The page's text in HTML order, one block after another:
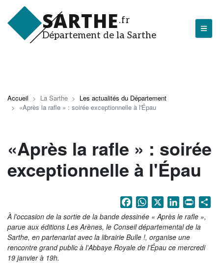
au
contenu
principal
SARTHE.fr
Département de la Sarthe
Les actualités du Département
Entreprendre en Sarthe
Tourisme en Sarthe
La Sarthe en vidéos
L'Abbaye Royale de l'Épau
Accueil La Sarthe
Les actualités du Département
«Après la rafle » : soirée exceptionnelle à l'Épau
«Après la rafle » : soirée
exceptionnelle à l'Épau
FacebookWhatsApp
X LinkedIn
Print
À l'occasion de la sortie de la bande dessinée « Après le rafle »,
parue aux éditions Les Arènes, le Conseil départemental de la
Sarthe, en partenariat avec la librairie Bulle !, organise une
rencontre grand public à l'Abbaye Royale de l'Épau ce mercredi
19 janvier à 19h.